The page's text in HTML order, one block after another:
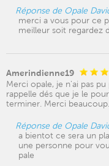
Réponse de Opale
merci a vous pour ce
meilleur soit regardez
Amerindienne19
Merci opale, je n'ai pas
rappelle dés que je le
terminer. Merci
Réponse de Opale
a bientot ce sera un
une personne pour
pale